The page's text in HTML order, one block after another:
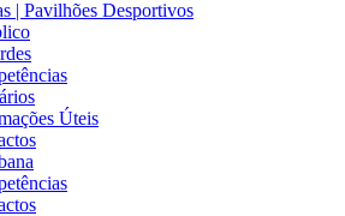
| Pavilhões Desportivos
Úteis